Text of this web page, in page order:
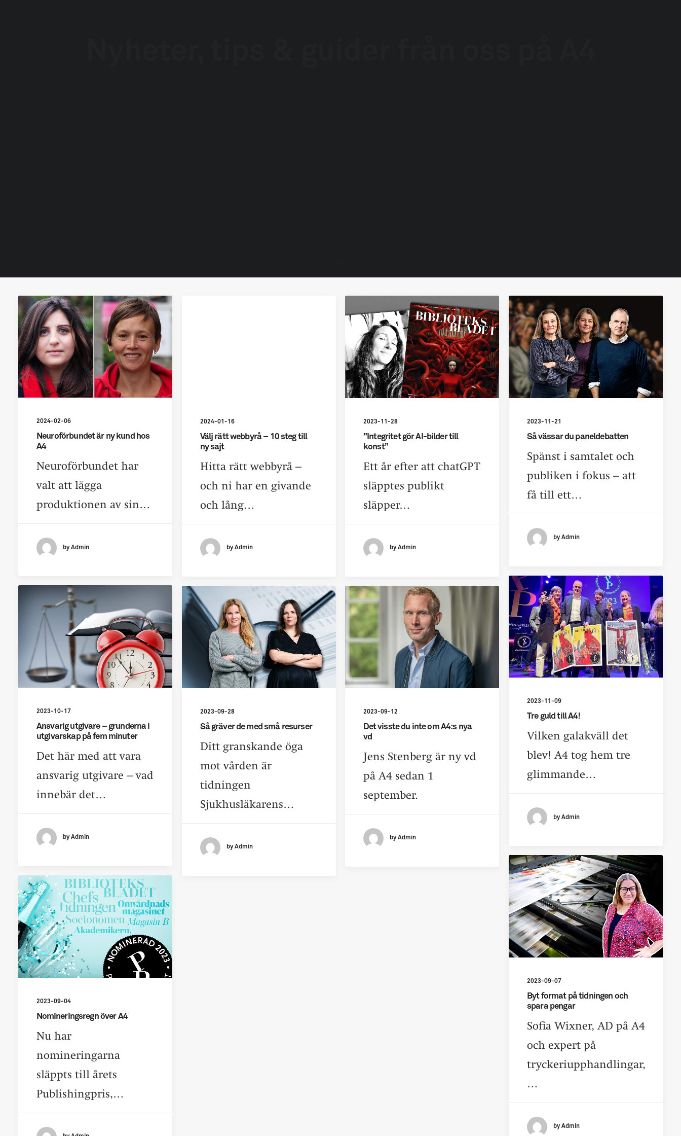
2024-02-06
Neuroförbundet är ny kund hos
A4
Neuroförbundet har
valt att lägga
produktionen av sin…
by Admin
2024-01-16
Välj rätt webbyrå – 10 steg till
ny sajt
Hitta rätt webbyrå –
och ni har en givande
och lång…
by Admin
2023-11-28
”Integritet gör AI-bilder till
konst”
Ett år efter att chatGPT
släpptes publikt
släpper…
by Admin
2023-11-21
Så vässar du paneldebatten
Spänst i samtalet och
publiken i fokus – att
få till ett…
by Admin
2023-11-09
Tre guld till A4!
Vilken galakväll det
blev! A4 tog hem tre
glimmande…
by Admin
2023-10-17
Ansvarig utgivare – grunderna i
utgivarskap på fem minuter
Det här med att vara
ansvarig utgivare – vad
innebär det…
by Admin
2023-09-28
Så gräver de med små resurser
Ditt granskande öga
mot vården är
tidningen
Sjukhusläkarens…
by Admin
2023-09-12
Det visste du inte om A4:s nya
vd
Jens Stenberg är ny vd
på A4 sedan 1
september.
by Admin
2023-09-07
Byt format på tidningen och
spara pengar
Sofia Wixner, AD på A4
och expert på
tryckeriupphandlingar,
…
by Admin
2023-09-04
Nomineringsregn över A4
Nu har
nomineringarna
släppts till årets
Publishingpris,…